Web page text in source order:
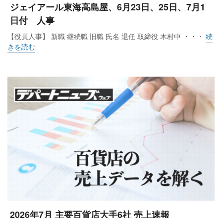
ジェイアール東海高島屋、6月23日、25日、7月1
日付 人事
【役員人事】 新職 継続職 旧職 氏名 退任 取締役 木村中 ・・・ 続
きを読む
2026年7月 主要百貨店大手6社 売上速報